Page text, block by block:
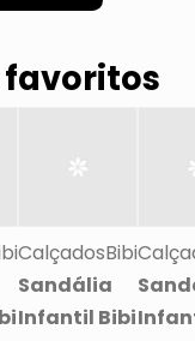
favoritos
CalçadosBibi
Sandália
Infantil Bibi